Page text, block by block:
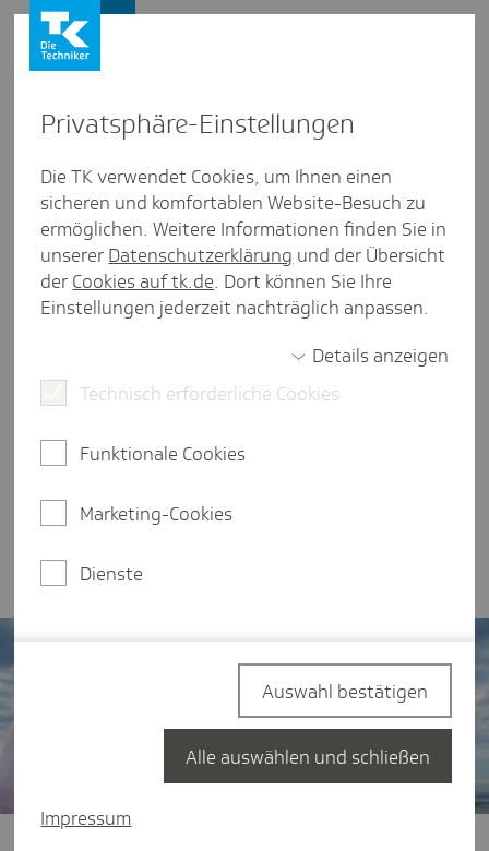
Wo sich ein Blick zu den Nach­
barn lohnt
Inter­view aus Saar­land
Andere Länder, andere Gesundheitssysteme. Doch
Claus Wendt von der Universität Siegen ist
Gesundheitssystemen. Im Interview erläutert er,
Anpassungen hierzulande dringend nötig sind.
Presse und Politik Gesundheitspolitik
Privat­sphäre-Einstel­lungen
Die TK verwendet Cookies, um Ihnen einen
sicheren und komfortablen Website-Besuch zu
ermöglichen. Weitere Informationen finden Sie in
unserer Datenschutzerklärung und der Übersicht
der Cookies auf tk.de. Dort können Sie Ihre
Einstellungen jederzeit nachträglich anpassen.
Details anzeigen
Technisch erforderliche Cookies
Funktionale Cookies
Marketing-Cookies
Dienste
Impressum
Auswahl bestätigen
Alle auswählen und schließen